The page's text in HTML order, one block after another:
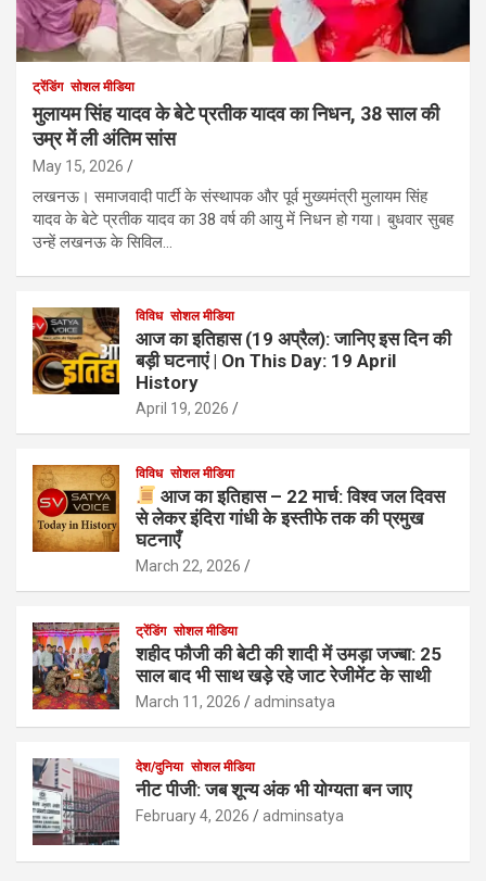
ट्रेंडिंग सोशल मीडिया
मुलायम सिंह यादव के बेटे प्रतीक यादव का निधन, 38 साल की
उम्र में ली अंतिम सांस
May 15, 2026
लखनऊ। समाजवादी पार्टी के संस्थापक और पूर्व मुख्यमंत्री मुलायम सिंह
यादव के बेटे प्रतीक यादव का 38 वर्ष की आयु में निधन हो गया। बुधवार सुबह
उन्हें लखनऊ के सिविल…
विविध सोशल मीडिया
आज का इतिहास (19 अप्रैल): जानिए इस दिन की
बड़ी घटनाएं | On This Day: 19 April
History
April 19, 2026
विविध सोशल मीडिया
आज का इतिहास – 22 मार्च: विश्व जल दिवस
से लेकर इंदिरा गांधी के इस्तीफे तक की प्रमुख
घटनाएँ
March 22, 2026
ट्रेंडिंग सोशल मीडिया
शहीद फौजी की बेटी की शादी में उमड़ा जज्बा: 25
साल बाद भी साथ खड़े रहे जाट रेजीमेंट के साथी
March 11, 2026 adminsatya
देश/दुनिया सोशल मीडिया
नीट पीजी: जब शून्य अंक भी योग्यता बन जाए
February 4, 2026 adminsatya